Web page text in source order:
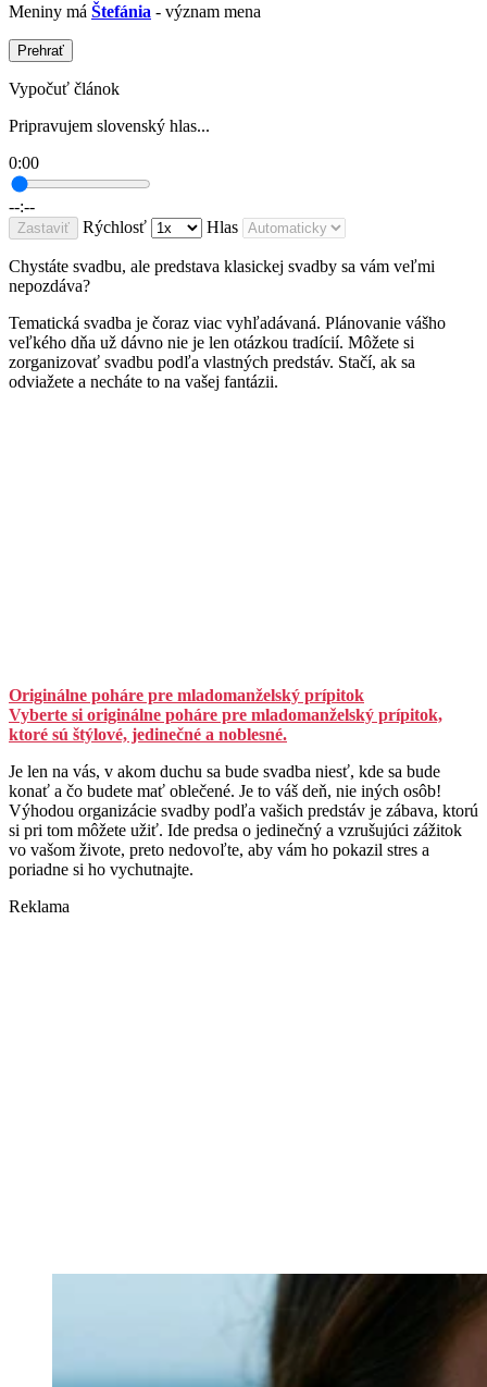
Meniny má Štefánia - význam mena
Prehrať
Vypočuť článok
Pripravujem slovenský hlas...
0:00
--:--
Zastaviť Rýchlosť Hlas
Chystáte svadbu, ale predstava klasickej svadby sa vám veľmi
nepozdáva?
Tematická svadba je čoraz viac vyhľadávaná. Plánovanie vášho
veľkého dňa už dávno nie je len otázkou tradícií. Môžete si
zorganizovať svadbu podľa vlastných predstáv. Stačí, ak sa
odviažete a necháte to na vašej fantázii.
Originálne poháre pre mladomanželský prípitok
Vyberte si originálne poháre pre mladomanželský prípitok,
ktoré sú štýlové, jedinečné a noblesné.
Je len na vás, v akom duchu sa bude svadba niesť, kde sa bude
konať a čo budete mať oblečené. Je to váš deň, nie iných osôb!
Výhodou organizácie svadby podľa vašich predstáv je zábava, ktorú
si pri tom môžete užiť. Ide predsa o jedinečný a vzrušujúci zážitok
vo vašom živote, preto nedovoľte, aby vám ho pokazil stres a
poriadne si ho vychutnajte.
Reklama